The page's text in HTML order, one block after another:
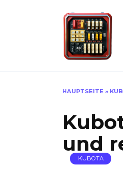
HAUPTSEITE »
und
KUBOTA